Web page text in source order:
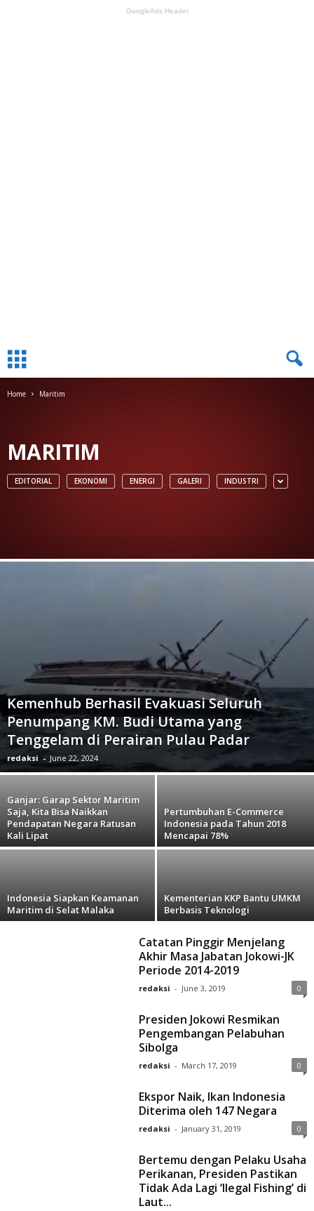
GoogleAds Header
Home Maritim
MARITIM
EDITORIAL EKONOMI ENERGI GALERI INDUSTRI
Kemenhub Berhasil Evakuasi Seluruh
Penumpang KM. Budi Utama yang
Tenggelam di Perairan Pulau Padar
redaksi - June 22, 2024
Ganjar: Garap Sektor Maritim
Saja, Kita Bisa Naikkan
Pendapatan Negara Ratusan
Kali Lipat
Pertumbuhan E-Commerce
Indonesia pada Tahun 2018
Mencapai 78%
Indonesia Siapkan Keamanan
Maritim di Selat Malaka
Kementerian KKP Bantu UMKM
Berbasis Teknologi
Catatan Pinggir Menjelang
Akhir Masa Jabatan Jokowi-JK
Periode 2014-2019
redaksi - June 3, 2019 0
Presiden Jokowi Resmikan
Pengembangan Pelabuhan
Sibolga
redaksi - March 17, 2019 0
Ekspor Naik, Ikan Indonesia
Diterima oleh 147 Negara
redaksi - January 31, 2019 0
Bertemu dengan Pelaku Usaha
Perikanan, Presiden Pastikan
Tidak Ada Lagi ‘Ilegal Fishing’ di
Laut...